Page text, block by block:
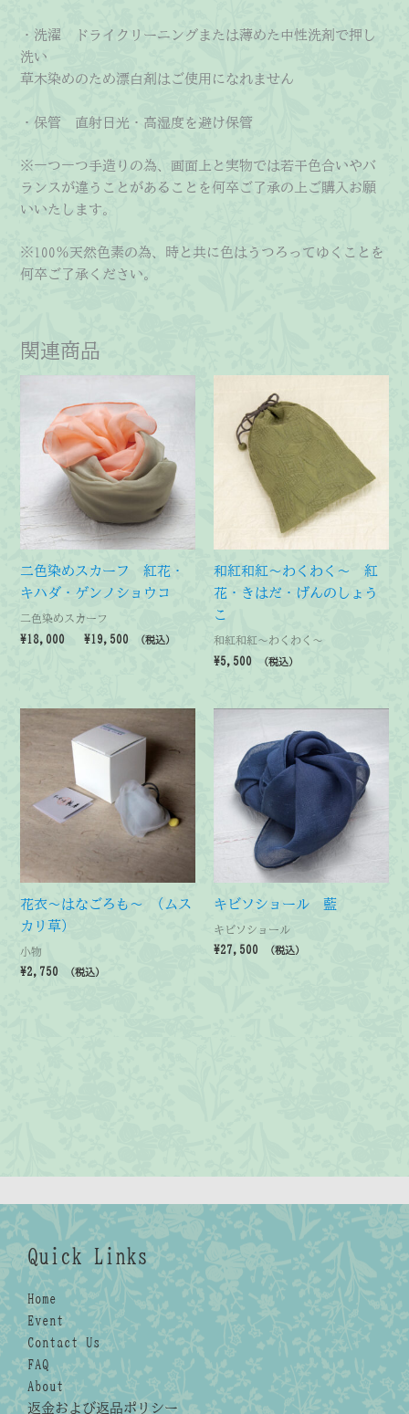
・洗濯 ドライクリーニングまたは薄めた中性洗剤で押し
洗い
草木染めのため漂白剤はご使用になれません
・保管 直射日光・高湿度を避け保管
※一つ一つ手造りの為、画面上と実物では若干色合いやバ
ランスが違うことがあることを何卒ご了承の上ご購入お願
いいたします。
※100％天然色素の為、時と共に色はうつろってゆくことを
何卒ご了承ください。
関連商品
二色染めスカーフ 紅花・
キハダ・ゲンノショウコ
二色染めスカーフ
¥18,000 –¥19,500 （税込）
和紅和紅～わくわく～ 紅
花・きはだ・げんのしょう
こ
和紅和紅～わくわく～
¥5,500 （税込）
花衣～はなごろも～ (ムス
カリ草)
小物
¥2,750 （税込）
キビソショール 藍
キビソショール
¥27,500 （税込）
Quick Links
Home
Event
Contact Us
FAQ
About
返金および返品ポリシー